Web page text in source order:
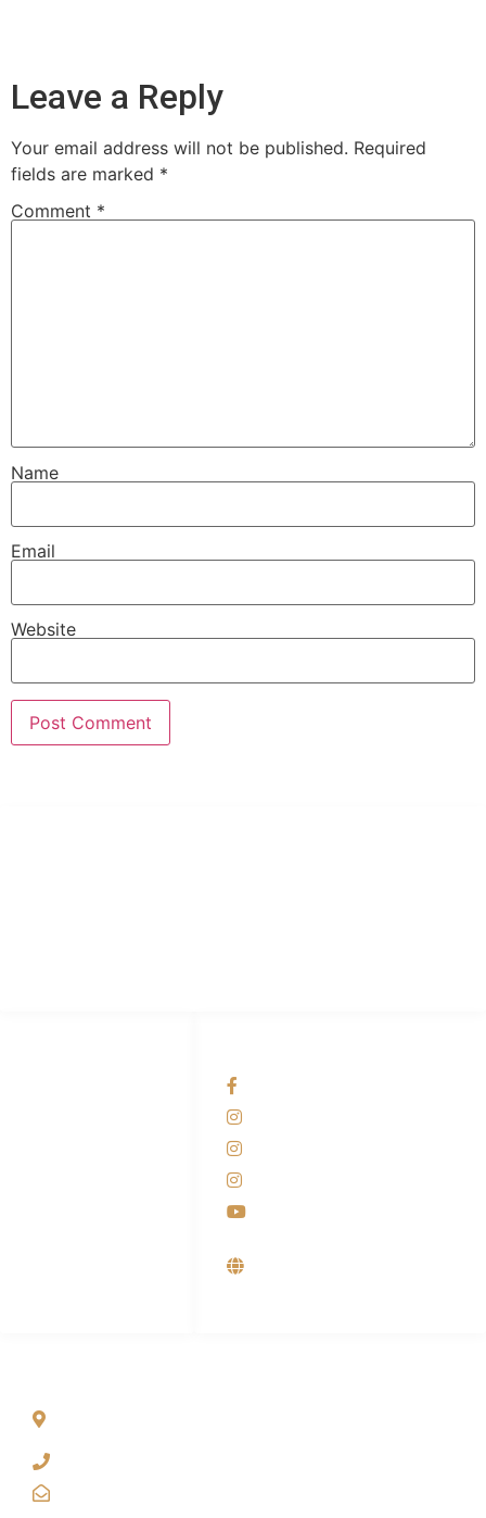
Leave a Reply
Your email address will not be published. Required
fields are marked *
Comment *
Name
Email
Website